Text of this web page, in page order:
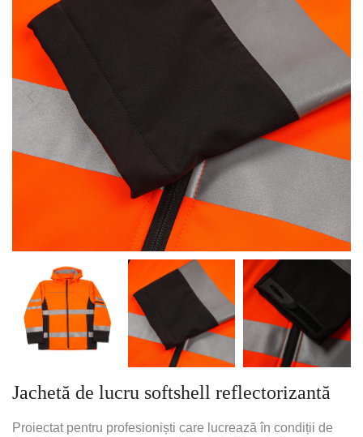
Jachetă de lucru softshell reflectorizantă
Proiectat pentru profesioniști care lucrează în condiții de